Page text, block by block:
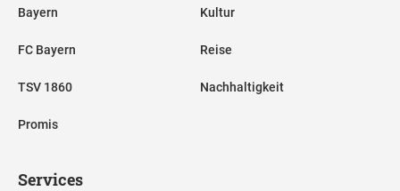
Bayern
FC Bayern
TSV 1860
Promis
Kultur
Reise
Nachhaltigkeit
Services